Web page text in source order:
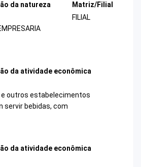
da natureza
Matriz/Filial
FILIAL
da atividade econômica
e outros estabelecimentos
servir bebidas, com
da atividade econômica